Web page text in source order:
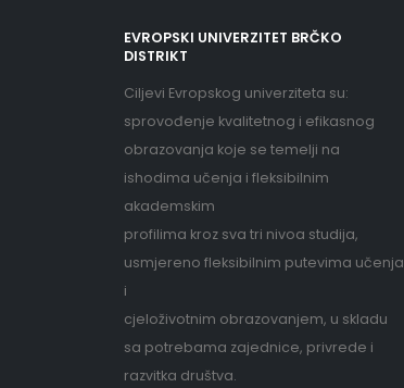
EVROPSKI UNIVERZITET BRČKO
DISTRIKT
Ciljevi Evropskog univerziteta su:
sprovođenje kvalitetnog i efikasnog
obrazovanja koje se temelji na
ishodima učenja i fleksibilnim
akademskim
profilima kroz sva tri nivoa studija,
usmjereno fleksibilnim putevima učenja
i
cjeloživotnim obrazovanjem, u skladu
sa potrebama zajednice, privrede i
razvitka društva.